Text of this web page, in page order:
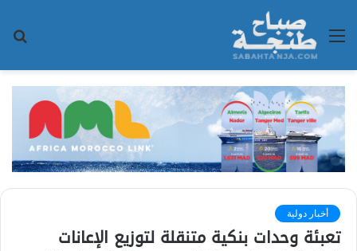
القائمة
أخبار دولية
تعبئة وحدات بنكية متنقلة لتوزيع الإعانات